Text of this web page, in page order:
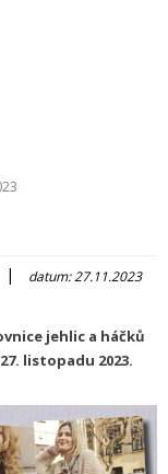
|
datum: 27.11.2023
jehlic a háčků
listopadu 2023.